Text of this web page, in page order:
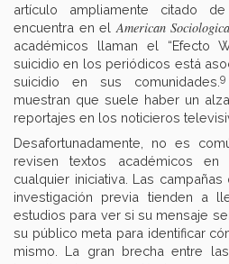
artículo ampliamente citado
encuentra en el American
académicos llaman el “Efecto
suicidio en los periódicos está
suicidio en sus comunidades. 9
muestran que suele haber un
reportajes en los noticieros
Desafortunadamente, no es
revisen textos académicos
cualquier iniciativa. Las
investigación previa tienden a
estudios para ver si su mensaje
su público meta para identificar
mismo. La gran brecha entre